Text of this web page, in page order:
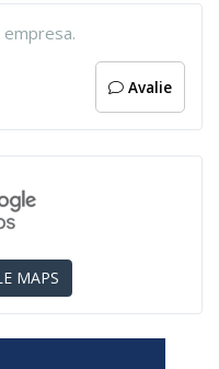
Avalie
MAPS